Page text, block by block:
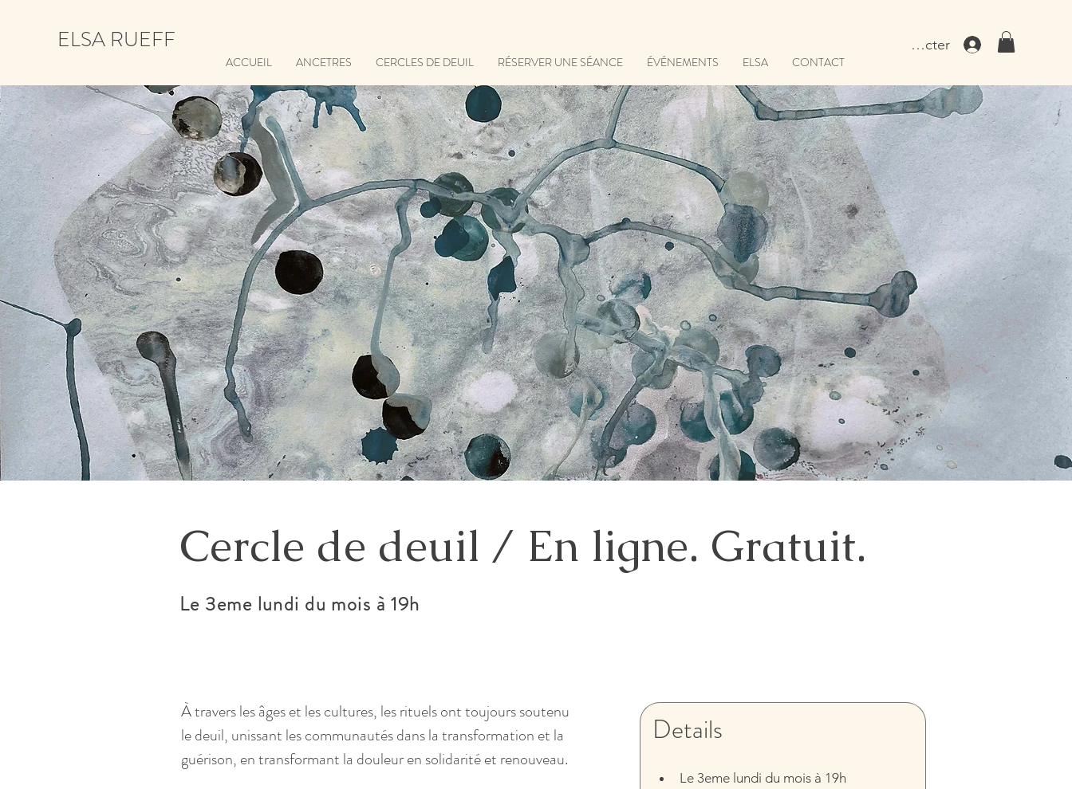
ELSA RUEFF Se connecter
ACCUEIL ANCETRES CERCLES DE DEUIL RÉSERVER UNE SÉANCE ÉVÉNEMENTS ELSA CONTACT
Cercle de deuil / En ligne. Gratuit.
Le 3eme lundi du mois à 19h
À travers les âges et les cultures, les rituels ont toujours soutenu
le deuil, unissant les communautés dans la transformation et la
guérison, en transformant la douleur en solidarité et renouveau.
Details
Le 3eme lundi du mois à 19h